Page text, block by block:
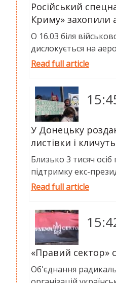
Російський
Криму» захопили
О 16.03 біля
дислокується на
Read full article
У Донецьку
листівки і
Близько 3 тисяч
підтримку екс-
Read full article
«Правий сектор»
Об'єднання